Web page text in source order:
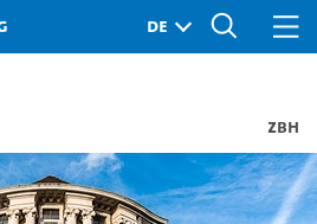
ZBH